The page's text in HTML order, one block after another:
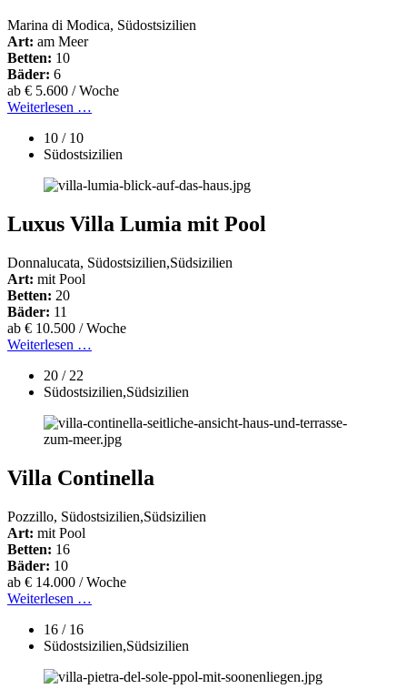
Marina di Modica, Südostsizilien
Art: am Meer
Betten: 10
Bäder: 6
ab € 5.600 / Woche
Weiterlesen …
10 / 10
Südostsizilien
Luxus Villa Lumia mit Pool
Donnalucata, Südostsizilien,Südsizilien
Art: mit Pool
Betten: 20
Bäder: 11
ab € 10.500 / Woche
Weiterlesen …
20 / 22
Südostsizilien,Südsizilien
Villa Continella
Pozzillo, Südostsizilien,Südsizilien
Art: mit Pool
Betten: 16
Bäder: 10
ab € 14.000 / Woche
Weiterlesen …
16 / 16
Südostsizilien,Südsizilien